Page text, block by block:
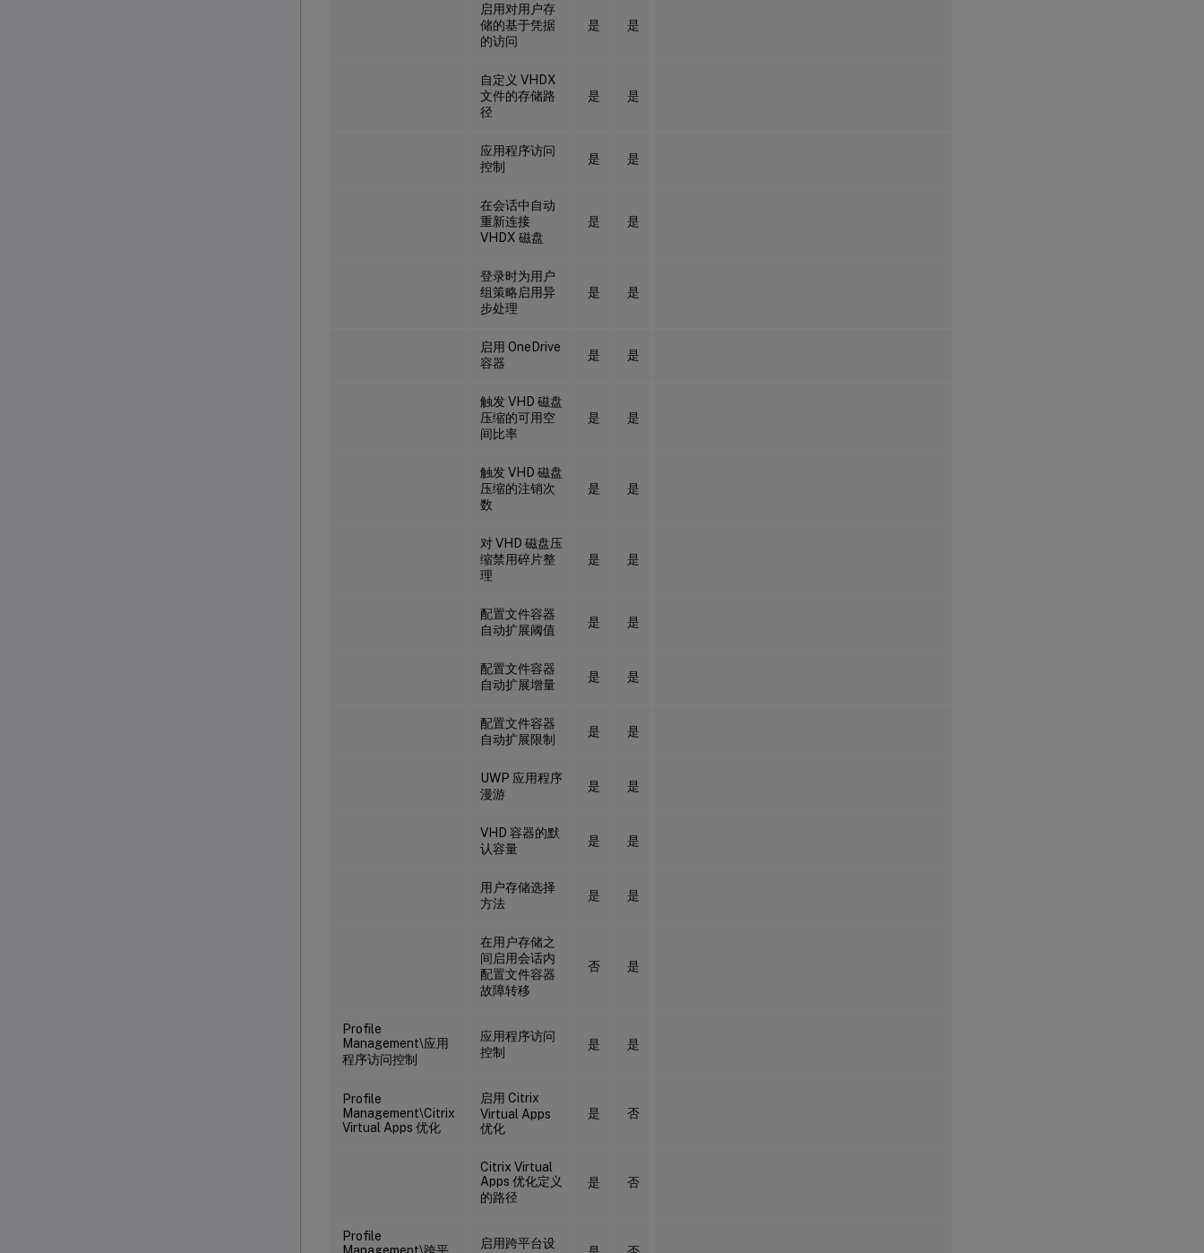
启用对用户存
储的基于凭据
的访问
是 是
自定义 VHDX
文件的存储路
径
是 是
应用程序访问
控制
是 是
在会话中自动
重新连接
VHDX 磁盘
是 是
登录时为用户
组策略启用异
步处理
是 是
启用 OneDrive
容器
是 是
触发 VHD 磁盘
压缩的可用空
间比率
是 是
触发 VHD 磁盘
压缩的注销次
数
是 是
对 VHD 磁盘压
缩禁用碎片整
理
是 是
配置文件容器
自动扩展阈值
是 是
配置文件容器
自动扩展增量
是 是
配置文件容器
自动扩展限制
是 是
UWP 应用程序
漫游
是 是
VHD 容器的默
认容量
是 是
用户存储选择
方法
是 是
在用户存储之
间启用会话内
配置文件容器
故障转移
否 是
Profile
Management\应用
程序访问控制
应用程序访问
控制
是 是
Profile
Management\Citrix
Virtual Apps 优化
启用 Citrix
Virtual Apps
优化
是 否
Citrix Virtual
Apps 优化定义
的路径
是 否
Profile
Management\跨平
启用跨平台设